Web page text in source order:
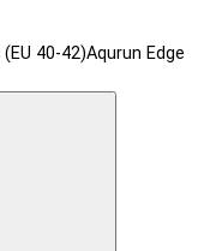
40-42)Aqurun Edge